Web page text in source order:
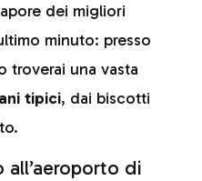
dei migliori
minuto: presso
troverai una vasta
tipici, dai biscotti
all’aeroporto di